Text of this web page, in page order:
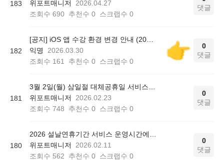
183 위포트매니저
2026.04.27
조회수 690 추천수 0 스크랩수 0
댓글
182
익명
2026.03.30
조회수 161 추천수 0 스크랩수 0
0
댓글
181
위포트매니저
2026.02.23
조회수 748 추천수 0 스크랩수 0
0
댓글
180
위포트매니저
2026.02.11
조회수 562 추천수 0 스크랩수 0
0
댓글